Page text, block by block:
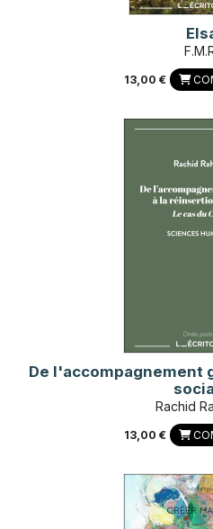
13,00 €
De l'accompagnement
Rachid
13,00 €